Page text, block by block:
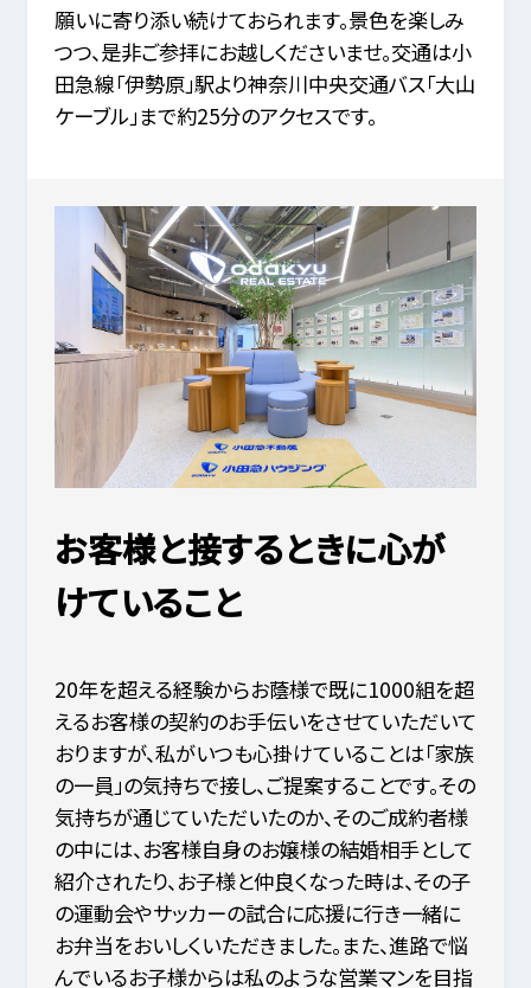
願いに寄り添い続けておられます。景色を楽しみ
つつ、是非ご参拝にお越しくださいませ。交通は小
田急線「伊勢原」駅より神奈川中央交通バス「大山
ケーブル」まで約25分のアクセスです。
お客様と接するときに心が
けていること
20年を超える経験からお蔭様で既に1000組を超
えるお客様の契約のお手伝いをさせていただいて
おりますが、私がいつも心掛けていることは「家族
の一員」の気持ちで接し、ご提案することです。その
気持ちが通じていただいたのか、そのご成約者様
の中には、お客様自身のお嬢様の結婚相手として
紹介されたり、お子様と仲良くなった時は、その子
の運動会やサッカーの試合に応援に行き一緒に
お弁当をおいしくいただきました。また、進路で悩
んでいるお子様からは私のような営業マンを目指